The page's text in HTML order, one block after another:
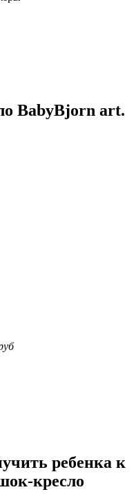
BabyBjorn art.
ребенка к
кресло